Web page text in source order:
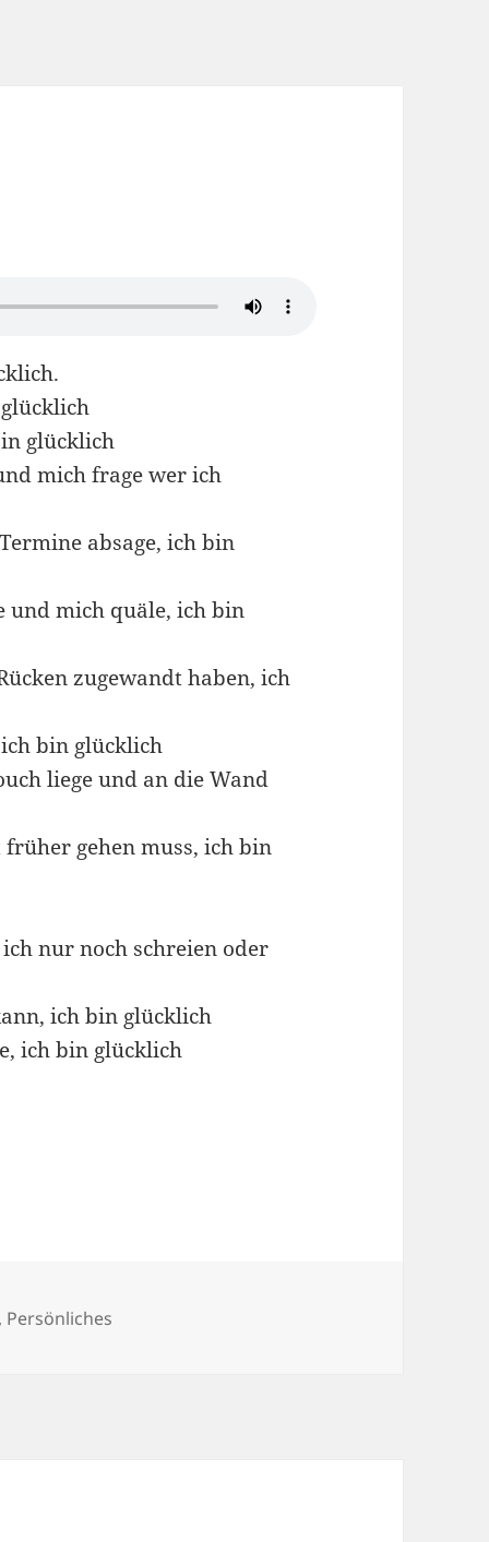
glücklich
mich frage wer ich
absage, ich bin
und mich quäle, ich bin
zugewandt haben, ich
bin glücklich
liege und an die Wand
gehen muss, ich bin
nur noch schreien oder
ich bin glücklich
ich bin glücklich
Persönliches